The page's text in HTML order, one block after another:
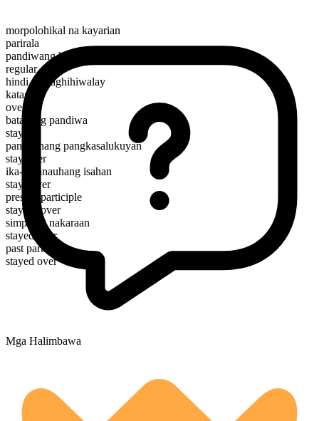
morpolohikal na kayarian
parirala
pandiwang kilos
regular
hindi mapaghihiwalay
kataga
over
batayang pandiwa
stay
panahunang pangkasalukuyan
stay over
ika-3 panauhang isahan
stays over
present participle
staying over
simpleng nakaraan
stayed over
past participle
stayed over
Mga Halimbawa